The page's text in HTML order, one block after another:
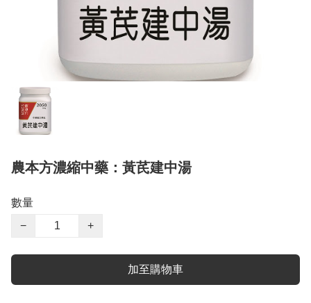
農本方濃縮中藥：黃芪建中湯
數量
−
+
加至購物車